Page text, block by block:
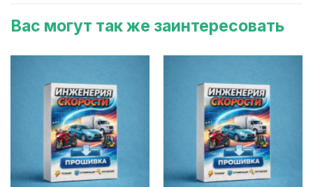
Вас могут так же заинтересовать